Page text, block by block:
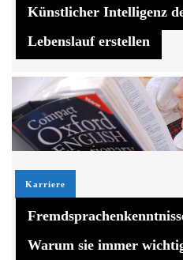
Künstlicher Intelligenz
Lebenslauf erstellen
Karriere
Warum sie immer